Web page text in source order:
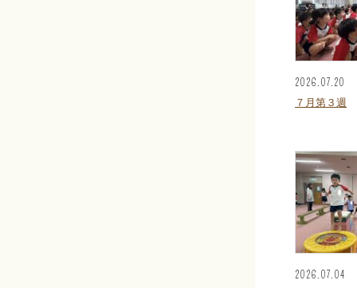
2026.07.20
７月第３週
2026.07.04